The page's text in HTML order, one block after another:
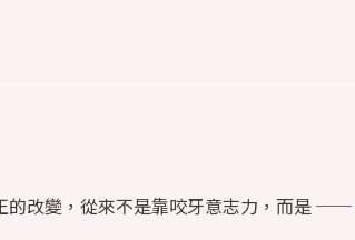
的改變，從來不是靠咬牙意志力，而是 ──